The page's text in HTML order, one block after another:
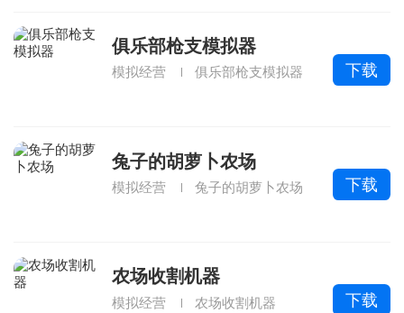
俱乐部枪支模拟器
模拟经营 俱乐部枪支模拟器 下载
兔子的胡萝卜农场
模拟经营 兔子的胡萝卜农场 下载
农场收割机器
模拟经营 农场收割机器 下载